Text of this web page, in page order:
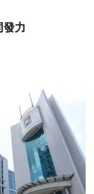
發力